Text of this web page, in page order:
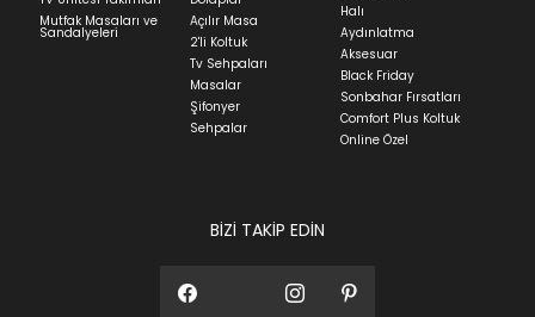
Mutfak Masaları ve
Sandalyeleri
Açılır Masa
2'li Koltuk
Tv Sehpaları
Masalar
Şifonyer
Sehpalar
Halı
Aydınlatma
Aksesuar
Black Friday
Sonbahar Fırsatları
Comfort Plus Koltuk
Online Özel
BİZİ TAKİP EDİN